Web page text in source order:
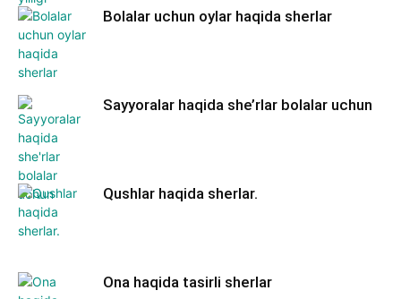
Bolalar uchun oylar haqida sherlar
Sayyoralar haqida she’rlar bolalar uchun
Qushlar haqida sherlar.
Ona haqida tasirli sherlar